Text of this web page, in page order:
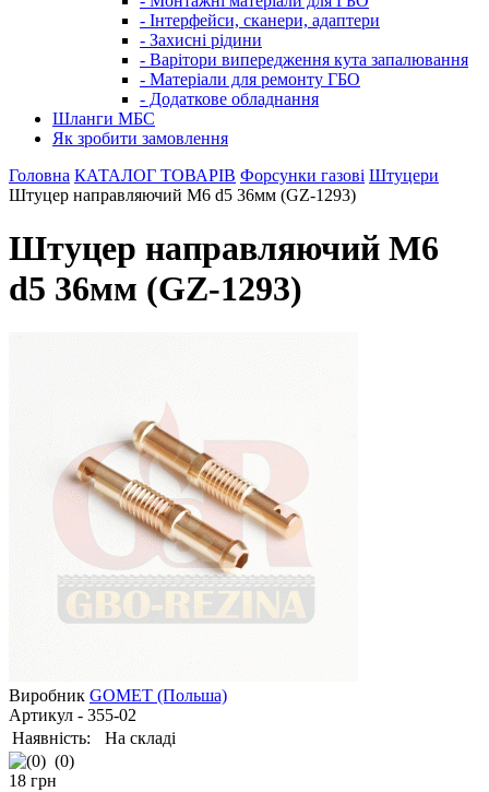
- Інтерфейси, сканери, адаптери
- Захисні рідини
- Варітори випередження кута запалювання
- Матеріали для ремонту ГБО
- Додаткове обладнання
Шланги МБС
Як зробити замовлення
Головна КАТАЛОГ ТОВАРІВ Форсунки газові Штуцери
Штуцер направляючий M6 d5 36мм (GZ-1293)
Штуцер направляючий M6
d5 36мм (GZ-1293)
Виробник GOMET (Польша)
Артикул - 355-02
Наявність:
На складі
(0)
18 грн